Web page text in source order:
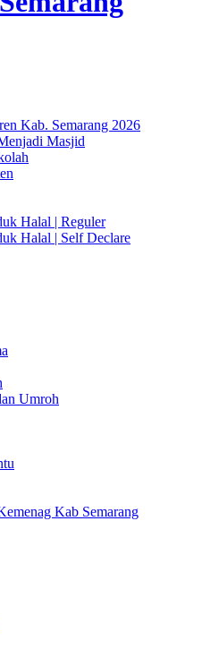
Kab. Semarang 2026
Masjid
Halal | Reguler
Halal | Self Declare
Umroh
Kab Semarang